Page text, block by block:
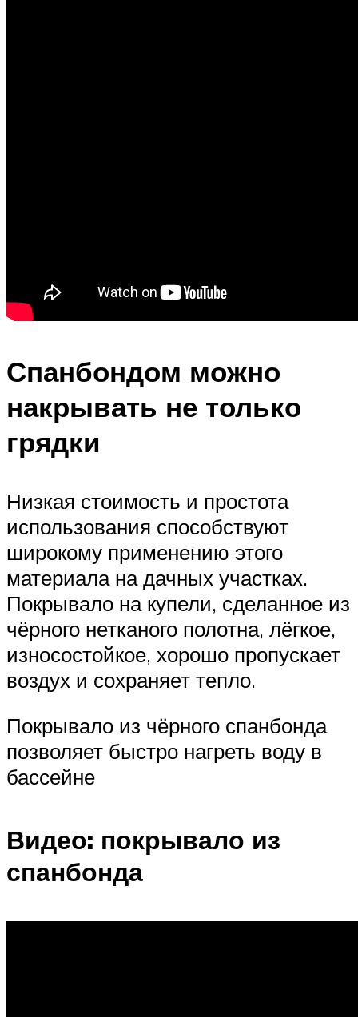
Спанбондом можно
накрывать не только
грядки
Низкая стоимость и простота
использования способствуют
широкому применению этого
материала на дачных участках.
Покрывало на купели, сделанное из
чёрного нетканого полотна, лёгкое,
износостойкое, хорошо пропускает
воздух и сохраняет тепло.
Покрывало из чёрного спанбонда
позволяет быстро нагреть воду в
бассейне
Видео: покрывало из
спанбонда